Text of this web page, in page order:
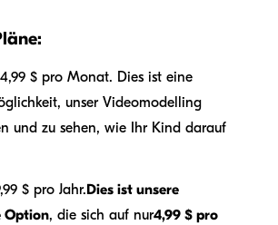
$ pro Monat. Dies ist eine
unser Videomodelling
und zu sehen, wie Ihr Kind darauf
$ pro Jahr.Dies ist unsere
Option, die sich auf nur4,99 $ pro